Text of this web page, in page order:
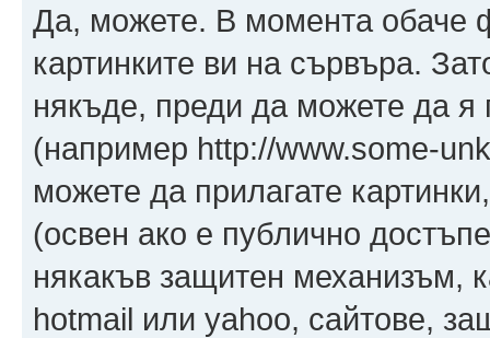
Да, можете. В момента обаче
картинките ви на сървъра.
някъде, преди да можете да
(например http://www.some-
можете да прилагате
(освен ако е публично
някакъв защитен механизъм,
hotmail или yahoo, сайтове,